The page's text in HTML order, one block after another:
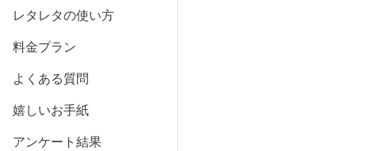
レタレタの使い方
料金プラン
よくある質問
嬉しいお手紙
アンケート結果